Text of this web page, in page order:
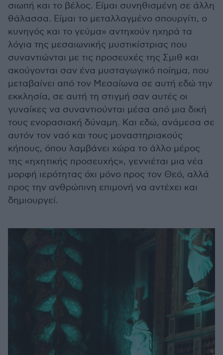
σιωπή και το βέλος. Είμαι συνηθισμένη σε άλλη
θάλασσα. Είμαι το μεταλλαγμένο σπουργίτι, ο
κυνηγός και το γεύμα» αντηχούν ηχηρά τα
λόγια της μεσαιωνικής μυστικίστριας που
συναντιώνται με τις προσευχές της Σμιθ και
ακούγονται σαν ένα μυσταγωγικό ποίημα, που
μεταβαίνει από τον Μεσαίωνα σε αυτή εδώ την
εκκλησία, σε αυτή τη στιγμή σαν αυτές οι
γυναίκες να συναντιούνται μέσα από μια δική
τους ενορασιακή δύναμη. Και εδώ, ανάμεσα σε
αυτόν τον ναό και τους μοναστηριακούς
κήπους, όπου λαμβάνει χώρα το άλλο μέρος
της «ηχητικής προσευχής», γεννιέται μια νέα
μορφή ιερότητας όχι μόνο προς τον Θεό, αλλά
προς την ανθρώπινη επιμονή να αντέχει και
δημιουργεί.